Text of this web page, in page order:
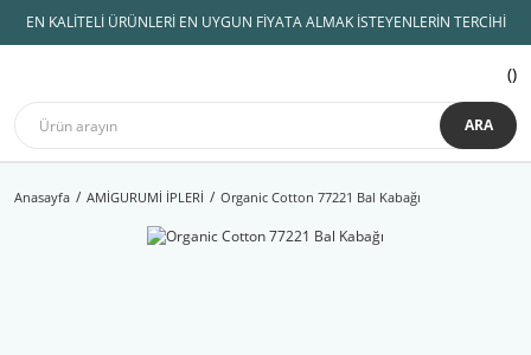
EN KALİTELİ ÜRÜNLERİ EN UYGUN FİYATA ALMAK İSTEYENLERİN TERCİHİ
ARA
Anasayfa AMİGURUMİ İPLERİ Organic Cotton 77221 Bal Kabağı